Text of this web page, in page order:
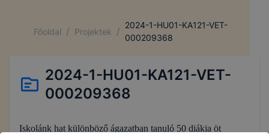
Főoldal / Projektek /
2024-1-HU01-KA121-VET-
000209368
2024-1-HU01-KA121-VET-
000209368
Iskolánk hat különböző ágazatban tanuló 50 diákja öt